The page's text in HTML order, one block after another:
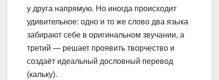
у друга напрямую. Но иногда происходит
удивительное: одно и то же слово два языка
забирают себе в оригинальном звучании, а
третий — решает проявить творчество и
создаёт идеальный дословный перевод
(кальку).